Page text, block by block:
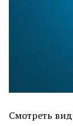
Смотреть